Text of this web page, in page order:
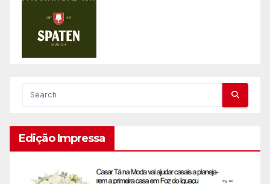
Edição Impressa